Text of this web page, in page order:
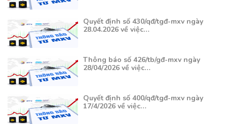
Quyết định số 430/qđ/tgđ-mxv ngày
28.04.2026 về việc…
Thông báo số 426/tb/gđ-mxv ngày
28/04/2026 về việc…
Quyết định số 400/qđ/tgđ-mxv ngày
17/4/2026 về việc…